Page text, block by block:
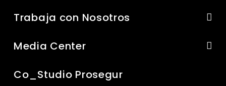
Trabaja con Nosotros
Media Center
Co_Studio Prosegur